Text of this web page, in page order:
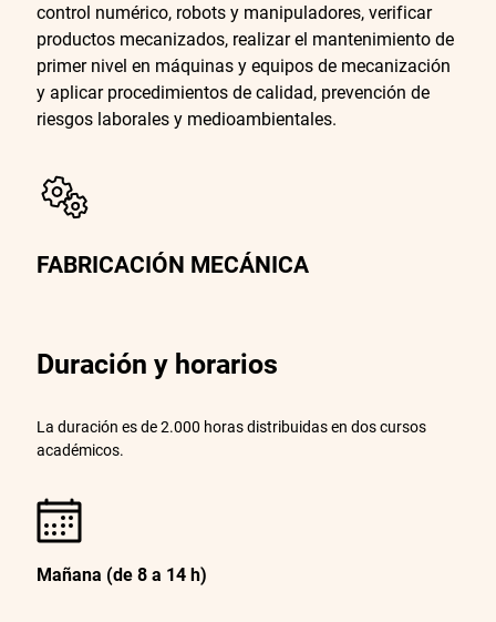
control numérico, robots y manipuladores, verificar
productos mecanizados, realizar el mantenimiento de
primer nivel en máquinas y equipos de mecanización
y aplicar procedimientos de calidad, prevención de
riesgos laborales y medioambientales.
FABRICACIÓN MECÁNICA
Duración y horarios
La duración es de 2.000 horas distribuidas en dos cursos
académicos.
Mañana (de 8 a 14 h)